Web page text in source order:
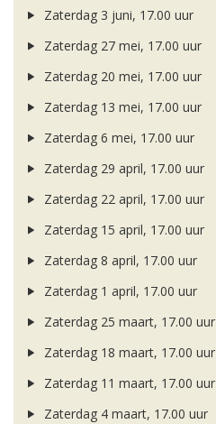
Zaterdag 3 juni, 17.00 uur
Zaterdag 27 mei, 17.00 uur
Zaterdag 20 mei, 17.00 uur
Zaterdag 13 mei, 17.00 uur
Zaterdag 6 mei, 17.00 uur
Zaterdag 29 april, 17.00 uur
Zaterdag 22 april, 17.00 uur
Zaterdag 15 april, 17.00 uur
Zaterdag 8 april, 17.00 uur
Zaterdag 1 april, 17.00 uur
Zaterdag 25 maart, 17.00 uur
Zaterdag 18 maart, 17.00 uur
Zaterdag 11 maart, 17.00 uur
Zaterdag 4 maart, 17.00 uur